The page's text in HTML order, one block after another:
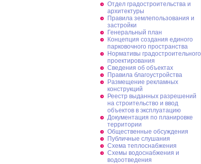
Отдел градостроительства и
архитектуры
Правила землепользования и
застройки
Генеральный план
Концепция создания единого
парковочного пространства
Нормативы градостроительного
проектирования
Сведения об объектах
Правила благоустройства
Размещение рекламных
конструкций
Реестр выданных разрешений
на строительство и ввод
объектов в эксплуатацию
Документация по планировке
территории
Общественные обсуждения
Публичные слушания
Схема теплоснабжения
Схемы водоснабжения и
водоотведения